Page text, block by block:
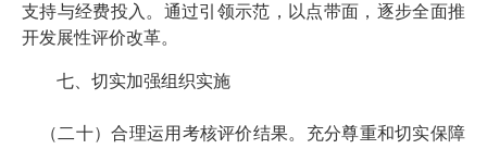
支持与经费投入。通过引领示范，以点带面，逐步全面推
开发展性评价改革。
七、切实加强组织实施
（二十）合理运用考核评价结果。充分尊重和切实保障